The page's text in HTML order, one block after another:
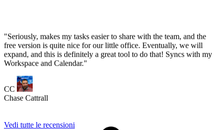
Vedi tutte le recensioni